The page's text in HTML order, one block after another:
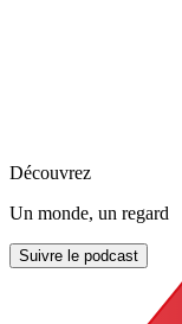
Découvrez
Un monde, un regard
Suivre le podcast